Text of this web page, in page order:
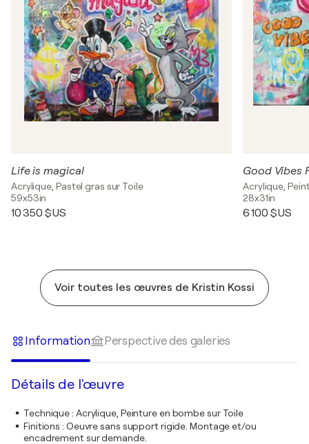
Life is magical
Acrylique, Pastel gras sur Toile
59x53in
10 350 $US
Good Vibes
Acrylique,
28x31in
6 100 $US
Voir toutes les œuvres de Kristin Kossi
Information Perspective des galeries
Détails de l'œuvre
Technique: Acrylique, Peinture en bombe sur Toile
Finitions : Oeuvre sans support rigide. Montage et/ou
encadrement sur demande.